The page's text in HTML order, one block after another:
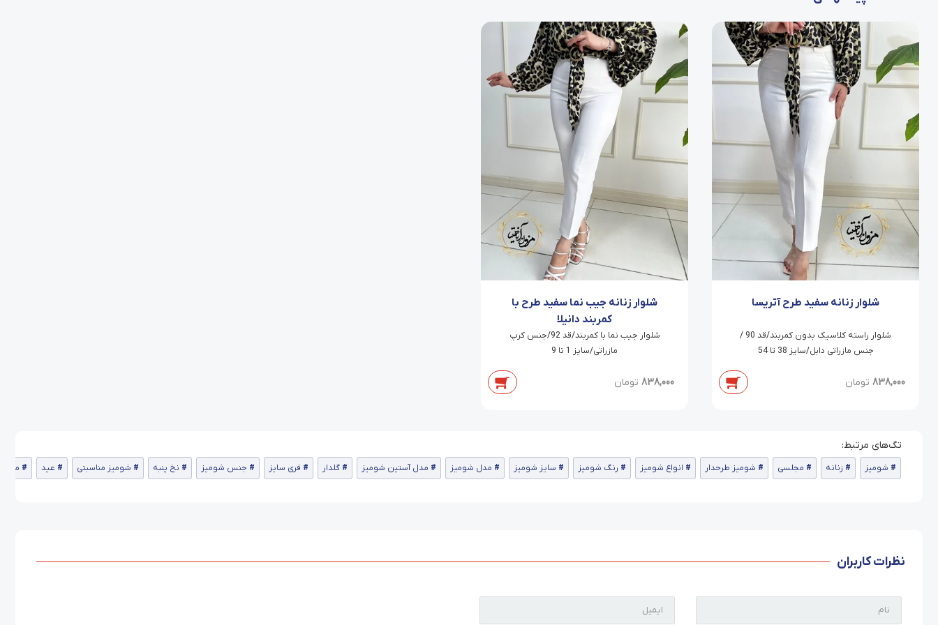
شلوار زنانه سفید طرح آتریسا
شلوار راسته کلاسیک بدون کمربند/قد 90 /
جنس مازراتی دابل/سایز 38 تا 54
838,000 تومان
شلوار زنانه جیب نما سفید طرح با
کمربند دانیلا
شلوار جیب نما با کمربند/قد 92/جنس کرپ
مازراتی/سایز 1 تا 9
838,000 تومان
شومیز زنانه مجلسی شومیز طرحدار انواع شومیز رنگ شومیز سایز شومیز مدل شومیز مدل آستین شومیز گلدار فری سایز جنس شومیز نخ پنبه شومیز مناسبتی عید
نظرات کاربران